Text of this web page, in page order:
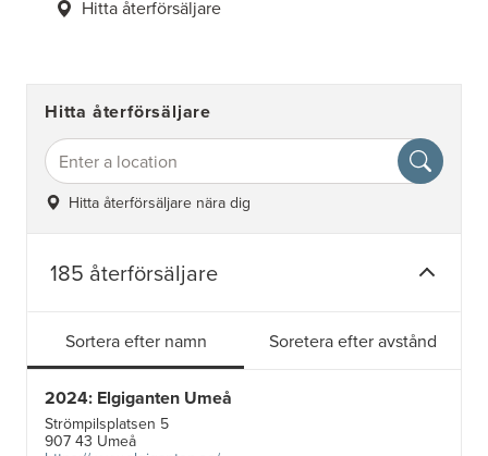
Hitta återförsäljare
Hitta återförsäljare
Hitta återförsäljare nära dig
185 återförsäljare
Sortera efter namn Soretera efter avstånd
2024: Elgiganten Umeå
Strömpilsplatsen 5
907 43 Umeå